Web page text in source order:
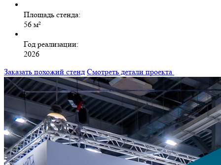
Площадь стенда:
56 м²
Год реализации:
2026
Заказать похожий стенд Смотреть детали проекта